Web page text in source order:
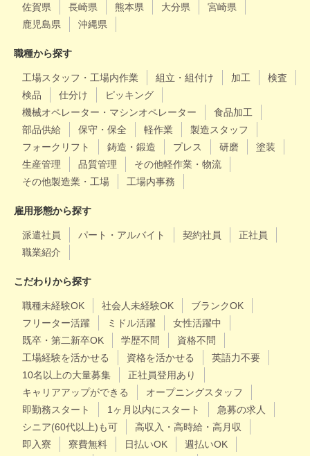
佐賀県
長崎県 熊本県 大分県
宮崎県
鹿児島県
沖縄県
職種から探す
工場スタッフ・工場内作業 組立・組付け 加工
検査
検品
仕分け
ピッキング
機械オペレーター・マシンオペレーター
食品加工
部品供給
保守・保全 軽作業
製造スタッフ
フォークリフト
鋳造・鍛造 プレス 研磨
塗装
生産管理
品質管理
その他軽作業・物流
その他製造業・工場
工場内事務
雇用形態から探す
派遣社員 パート・アルバイト 契約社員
正社員
職業紹介
こだわりから探す
職種未経験OK 社会人未経験OK
ブランクOK
フリーター活躍
ミドル活躍
女性活躍中
既卒・第二新卒OK
学歴不問
資格不問
工場経験を活かせる
資格を活かせる
英語力不要
10名以上の大量募集
正社員登用あり
キャリアアップができる
オープニングスタッフ
即勤務スタート
1ヶ月以内にスタート
急募の求人
シニア(60代以上)も可
高収入・高時給・高月収
即入寮
寮費無料 日払いOK
週払いOK